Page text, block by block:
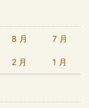
8 月 7 月
2 月 1 月